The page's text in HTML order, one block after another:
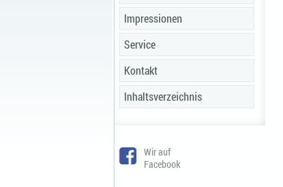
Impressionen
Service
Kontakt
Inhaltsverzeichnis
Wir auf
Facebook